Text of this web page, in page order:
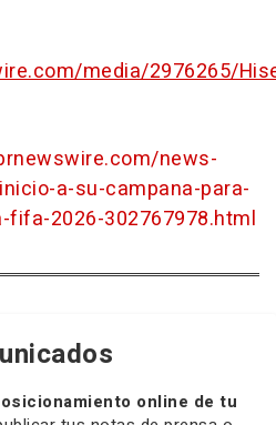
media/2976265/
news-
a-su-campana-para-
fifa-2026-302767978.html
online de tu